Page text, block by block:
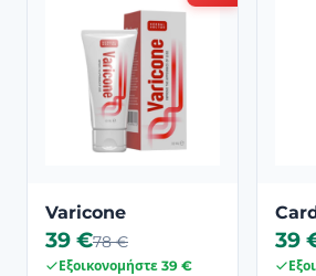
Varicone
39 €78 €
Εξοικονομήστε 39 €
39